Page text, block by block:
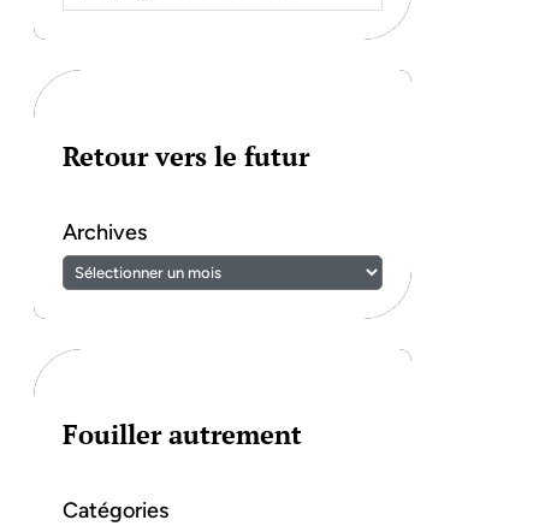
Retour vers le futur
Archives
Fouiller autrement
Catégories